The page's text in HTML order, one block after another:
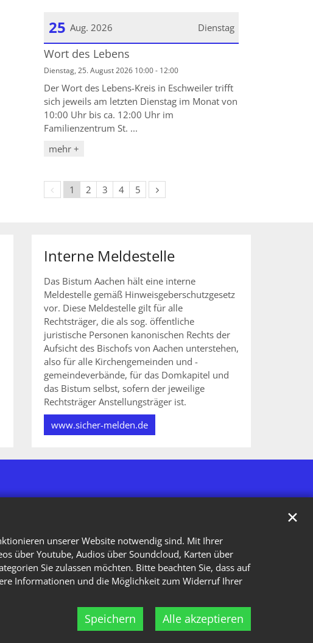
unserer Website notwendig sind. Mit Ihrer
über Youtube, Audios über Soundcloud, Karten über
Sie zulassen möchten. Bitte beachten Sie, dass auf
Informationen und die Möglichkeit zum Widerruf Ihrer
Speichern Alle akzeptieren
✕
Dienstag
25 Aug. 2026
Datum: 25. August 2026
Wort des Lebens
Dienstag, 25. August 2026 10:00 - 12:00
Der Wort des Lebens-Kreis in Eschweiler trifft
sich jeweils am letzten Dienstag im Monat von
10:00 Uhr bis ca. 12:00 Uhr im
Familienzentrum St. ...
mehr +
Vorherige Seite
1 2 3 4 5 Nächste Seite
Interne Meldestelle
Das Bistum Aachen hält eine interne
Meldestelle gemäß Hinweisgeberschutzgesetz
vor. Diese Meldestelle gilt für alle
Rechtsträger, die als sog. öffentliche
juristische Personen kanonischen Rechts der
Aufsicht des Bischofs von Aachen unterstehen,
also für alle Kirchengemeinden und -
gemeindeverbände, für das Domkapitel und
das Bistum selbst, sofern der jeweilige
Rechtsträger Anstellungsträger ist.
www.sicher-melden.de